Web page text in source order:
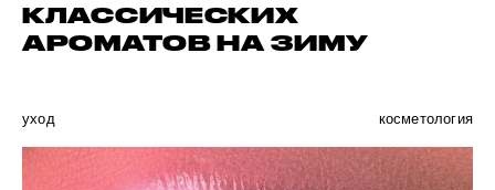
КЛАССИЧЕСКИХ
АРОМАТОВ НА ЗИМУ
уход косметология